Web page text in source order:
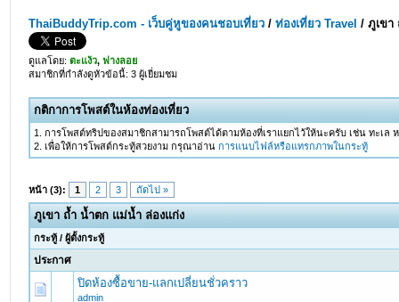
ThaiBuddyTrip.com - เว็บคู่หูของคนชอบเที่ยว /ท่องเที่ยว Travel /ภูเขา
ดูแลโดย:ตะแง้ว,ฟางลอย
สมาชิกที่กำลังดูหัวข้อนี้: 3 ผู้เยี่ยมชม
กติกาการโพสต์ในห้องท่องเที่ยว
1. การโพสต์ทริปของสมาชิกสามารถโพสต์ได้ตามห้องที่เราแยกไว้ให้นะครับ เช่น ทะเ
2. เพื่อให้การโพสต์กระทู้สวยงาม กรุณาอ่านการแนบไฟล์หรือแทรกภาพในกระทู้
หน้า (3): 1 2 3 ถัดไป »
ภูเขา ถ้ำ น้ำตก แม่น้ำ ล่องแก่ง
กระทู้ /ผู้ตั้งกระทู้
ประกาศ
ปิดห้องซื้อขาย-แลกเปลี่ยนชั่วคราว
admin